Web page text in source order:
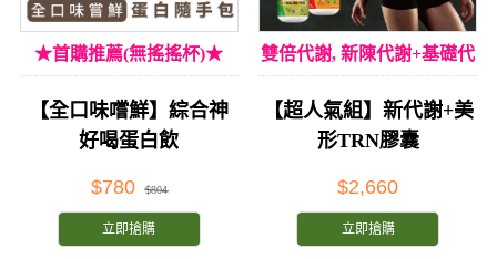
★首購推薦(無搖搖杯)★
【全口味嚐鮮】綜合神
好喝蛋白飲
$780 $804
立即搶購
雙倍代謝, 新陳代謝+基礎代
謝
【超人氣組】新代謝+美
形TRN膠囊
$2,660
立即搶購